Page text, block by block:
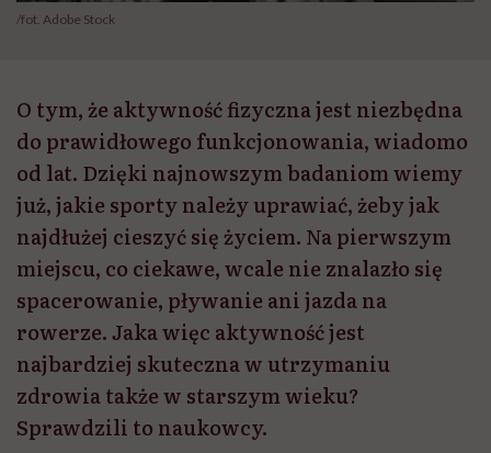
/fot. Adobe Stock
O tym, że aktywność fizyczna jest niezbędna
do prawidłowego funkcjonowania, wiadomo
od lat. Dzięki najnowszym badaniom wiemy
już, jakie sporty należy uprawiać, żeby jak
najdłużej cieszyć się życiem. Na pierwszym
miejscu, co ciekawe, wcale nie znalazło się
spacerowanie, pływanie ani jazda na
rowerze. Jaka więc aktywność jest
najbardziej skuteczna w utrzymaniu
zdrowia także w starszym wieku?
Sprawdzili to naukowcy.